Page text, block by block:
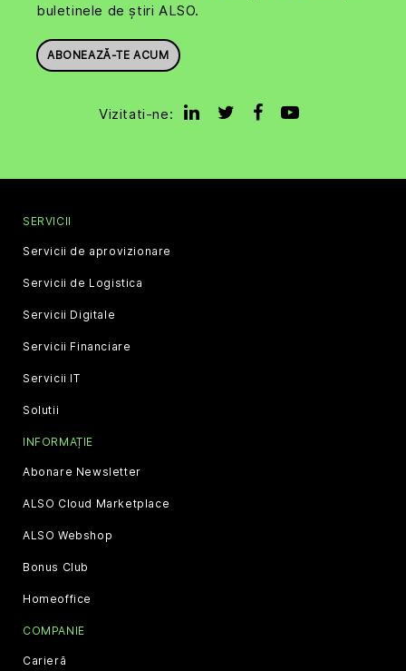
buletinele de știri ALSO.
ABONEAZĂ-TE ACUM
Vizitati-ne:
SERVICII
Servicii de aprovizionare
Servicii de Logistica
Servicii Digitale
Servicii Financiare
Servicii IT
Solutii
INFORMAȚIE
Abonare Newsletter
ALSO Cloud Marketplace
ALSO Webshop
Bonus Club
Homeoffice
COMPANIE
Carieră